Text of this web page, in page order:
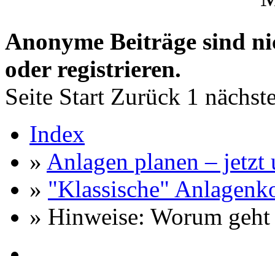
Anonyme Beiträge sind
oder registrieren.
Seite Start Zurück 1
Index
» Anlagen planen – jetzt
» "Klassische"
» Hinweise: Worum geht